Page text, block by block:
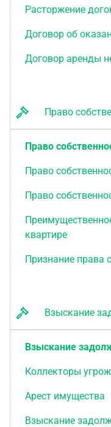
Расторжение
Договор об
Договор аренды
Право
Право
Право
Право
квартире
Признание права
Взыскание
Взыскание
Коллекторы
Арест имущества
Взыскание